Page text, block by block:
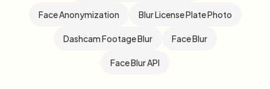
Face Anonymization Blur License Plate Photo
Dashcam Footage Blur Face Blur
Face Blur API